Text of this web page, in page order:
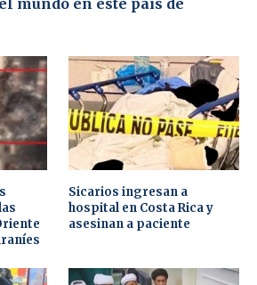
mundo en este país de
Sicarios ingresan a
hospital en Costa Rica y
asesinan a paciente